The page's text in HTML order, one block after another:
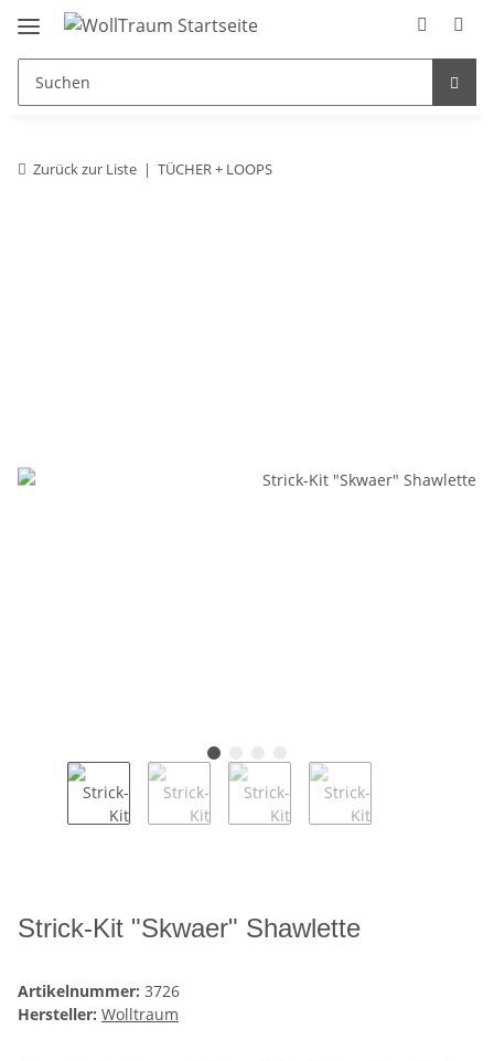
Zurück zur Liste TÜCHER + LOOPS
Strick-Kit "Skwaer" Shawlette
Artikelnummer: 3726
Hersteller: Wolltraum